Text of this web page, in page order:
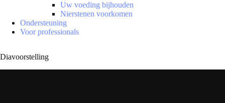
Uw voeding bijhouden
Nierstenen voorkomen
Ondersteuning
Voor professionals
Diavoorstelling